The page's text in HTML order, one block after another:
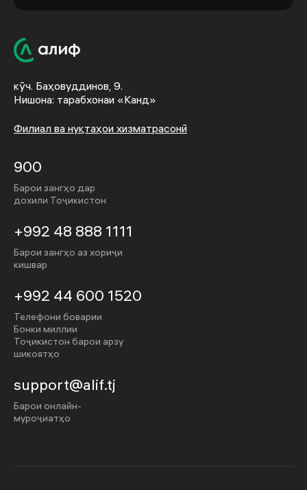
кӯч. Баҳовуддинов, 9.
Нишона: тарабхонаи «Канд»
Филиал ва нуқтаҳои хизматрасонӣ
900
Барои зангҳо дар
дохили Тоҷикистон
+992 48 888 1111
Барои зангҳо аз хориҷи
кишвар
+992 44 600 1520
Телефони боварии
Бонки миллии
Тоҷикистон барои арзу
шикоятҳо
support@alif.tj
Барои онлайн-
муроҷиатҳо